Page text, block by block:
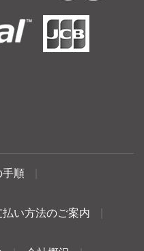
手順
払い方法のご案内